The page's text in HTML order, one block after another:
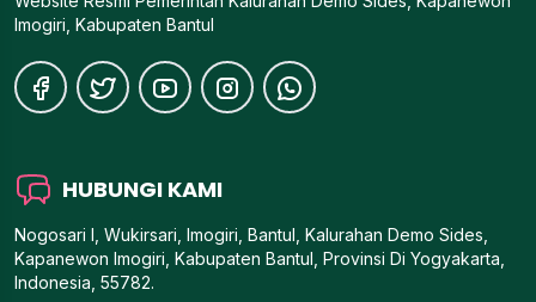
Imogiri, Kabupaten Bantul
HUBUNGI KAMI
Nogosari I, Wukirsari, Imogiri, Bantul, Kalurahan Demo Sides,
Kapanewon Imogiri, Kabupaten Bantul, Provinsi Di Yogyakarta,
Indonesia, 55782.